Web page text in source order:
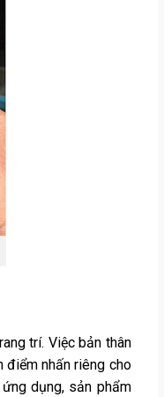
trí. Việc bản thân
điểm nhấn riêng cho
dụng, sản phẩm